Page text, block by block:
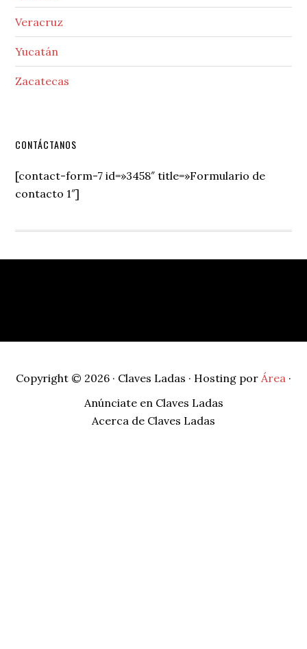
Veracruz
Yucatán
Zacatecas
Secondary
Sidebar
CONTÁCTANOS
[contact-form-7 id=»3458″ title=»Formulario de
contacto 1″]
Copyright © 2026 · Claves Ladas · Hosting por Área ·
Anúnciate en Claves Ladas
Acerca de Claves Ladas